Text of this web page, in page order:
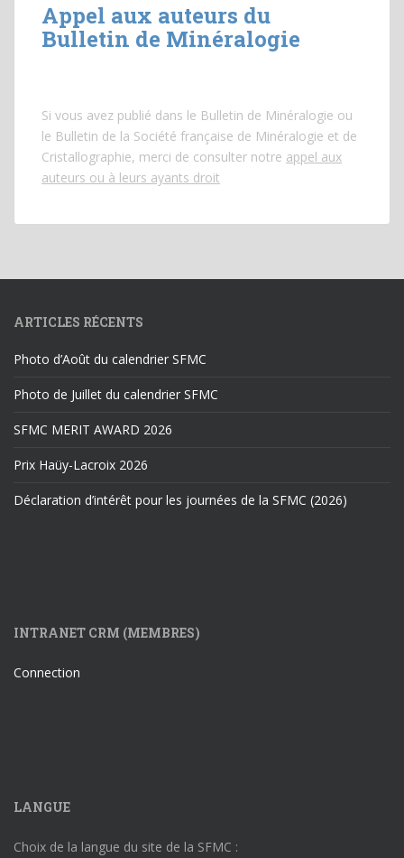
Appel aux auteurs du
Bulletin de Minéralogie
Si vous avez publié dans le Bulletin de Minéralogie ou
le Bulletin de la Société française de Minéralogie et de
Cristallographie, merci de consulter notre appel aux
auteurs ou à leurs ayants droit
ARTICLES RÉCENTS
Photo d’Août du calendrier SFMC
Photo de Juillet du calendrier SFMC
SFMC MERIT AWARD 2026
Prix Haüy-Lacroix 2026
Déclaration d’intérêt pour les journées de la SFMC (2026)
INTRANET CRM (MEMBRES)
Connection
LANGUE
Choix de la langue du site de la SFMC :